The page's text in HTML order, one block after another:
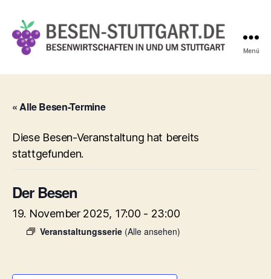
Stuttgart.de
Menü
« Alle Besen-Termine
Diese Besen-Veranstaltung hat bereits
stattgefunden.
Der Besen
19. November 2025, 17:00 - 23:00
Veranstaltungsserie (Alle ansehen)